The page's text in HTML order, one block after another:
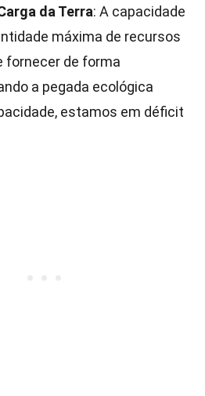
da Terra: A capacidade
máxima de recursos
fornecer de forma
a pegada ecológica
estamos em déficit